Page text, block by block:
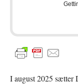
I august 2025 sætter